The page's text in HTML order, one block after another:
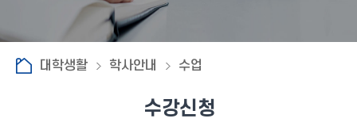
대학생활 학사안내 수업
수강신청